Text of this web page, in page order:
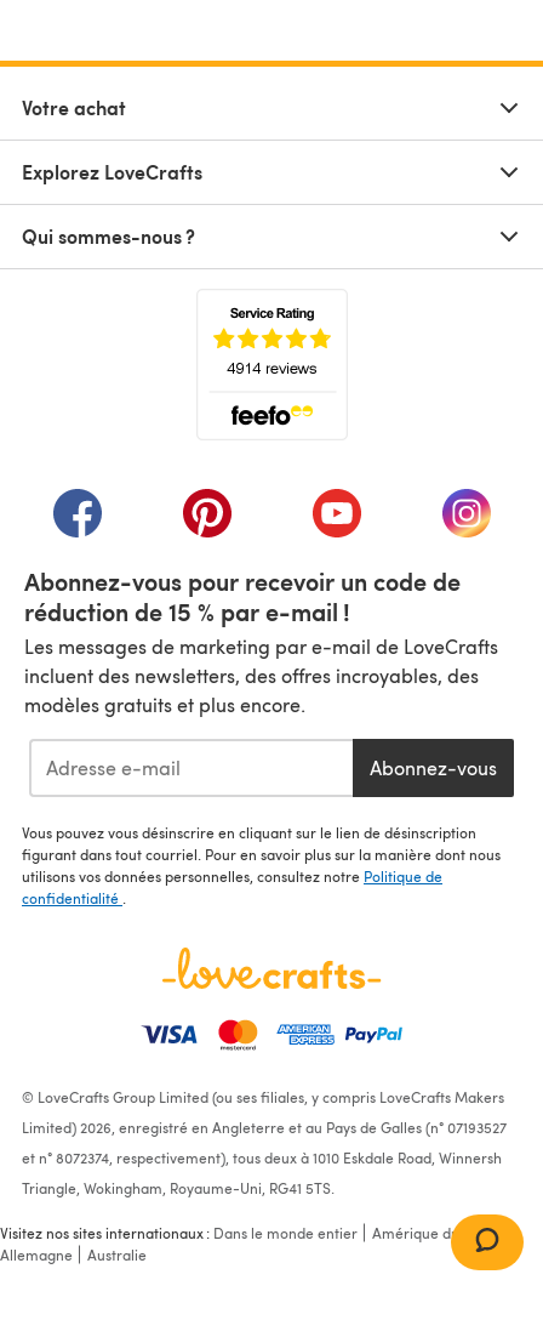
Votre achat
Explorez LoveCrafts
Qui sommes-nous ?
(s'ouvre dans un nouvel onglet)
(s'ouvre dans un nouvel onglet)
(s'ouvre dans un(s'ouvre
Abonnez-vous pour recevoir un code de
réduction de 15 % par e-mail !
Les messages de marketing par e-mail de LoveCrafts
incluent des newsletters, des offres incroyables, des
modèles gratuits et plus encore.
Abonnez-vous
Vous pouvez vous désinscrire en cliquant sur le lien de désinscription
figurant dans tout courriel. Pour en savoir plus sur la manière dont nous
utilisons vos données personnelles, consultez notre Politique de
confidentialité
© LoveCrafts Group Limited (ou ses filiales, y compris LoveCrafts Makers
Limited) 2026, enregistré en Angleterre et au Pays de Galles (n° 07193527
et n° 8072374, respectivement), tous deux à 1010 Eskdale Road, Winnersh
Triangle, Wokingham, Royaume-Uni, RG41 5TS.
Visitez nos sites internationaux : Dans le monde entier
Amérique du Nord
Allemagne
Australie